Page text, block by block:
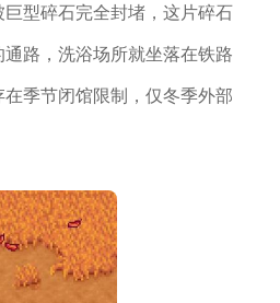
型碎石完全封堵，这片碎石
路，洗浴场所就坐落在铁路
季节闭馆限制，仅冬季外部